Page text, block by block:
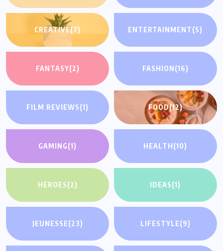
CREATIVE(7) ENTERTAINMENT(5)
FANTASY(2) FASHION(16)
FILM REVIEWS(1) FOOD(12)
GAMING(1) HEALTH(10)
HEROES(2) IDEAS(1)
JEUNESSE(23) LIFESTYLE(9)